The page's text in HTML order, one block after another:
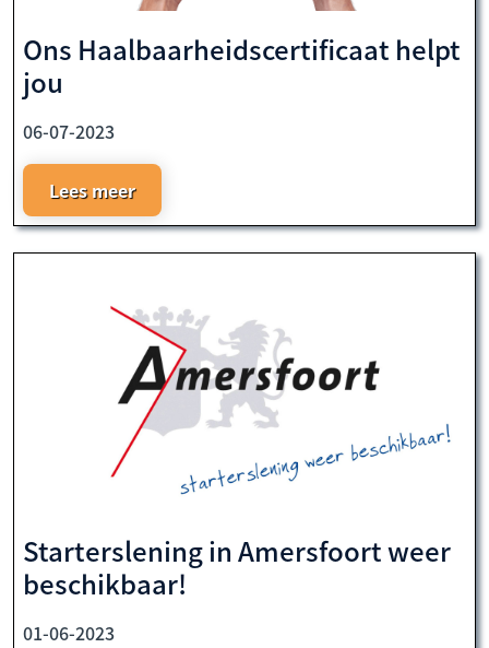
Ons Haalbaarheidscertificaat helpt
jou
06-07-2023
Lees meer
Starterslening in Amersfoort weer
beschikbaar!
01-06-2023